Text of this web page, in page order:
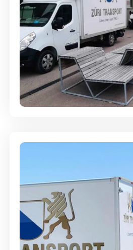
Umzugsreinigung - mit
Abgabegarantie